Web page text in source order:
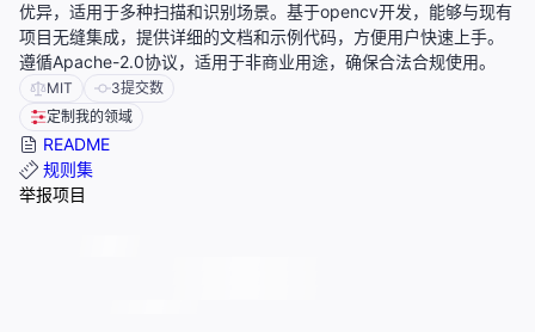
优异，适用于多种扫描和识别场景。基于opencv开发，能够与现有
项目无缝集成，提供详细的文档和示例代码，方便用户快速上手。
遵循Apache-2.0协议，适用于非商业用途，确保合法合规使用。
MIT 3提交数
定制我的领域
README
规则集
举报项目